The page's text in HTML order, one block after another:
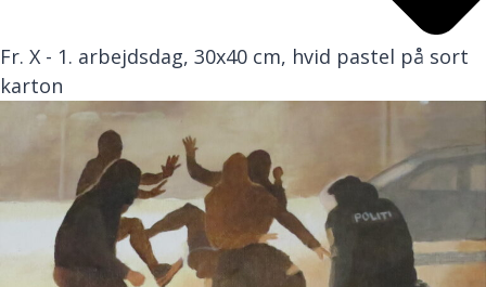
Fr. X - 1. arbejdsdag, 30x40 cm, hvid pastel på sort
karton